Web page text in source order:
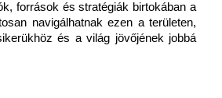
források és stratégiák birtokában a
navigálhatnak ezen a területen,
és a világ jövőjének jobbá